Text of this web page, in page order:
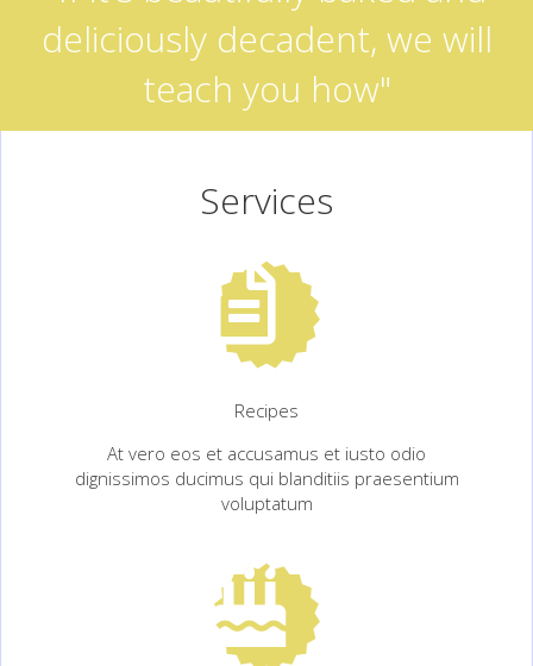
deliciously decadent, we will
teach you how"
Services
Recipes
At vero eos et accusamus et iusto odio
dignissimos ducimus qui blanditiis praesentium
voluptatum